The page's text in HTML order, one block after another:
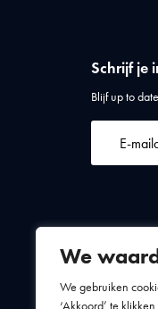
We
We gebruiken
‘Akkoord’ te
Schrijf je
Blijf up to
Algemene